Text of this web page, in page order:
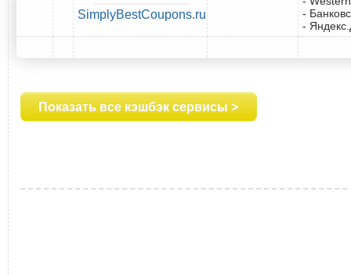
SimplyBestCoupons.ru
-
-
Показать все кэшбэк сервисы >